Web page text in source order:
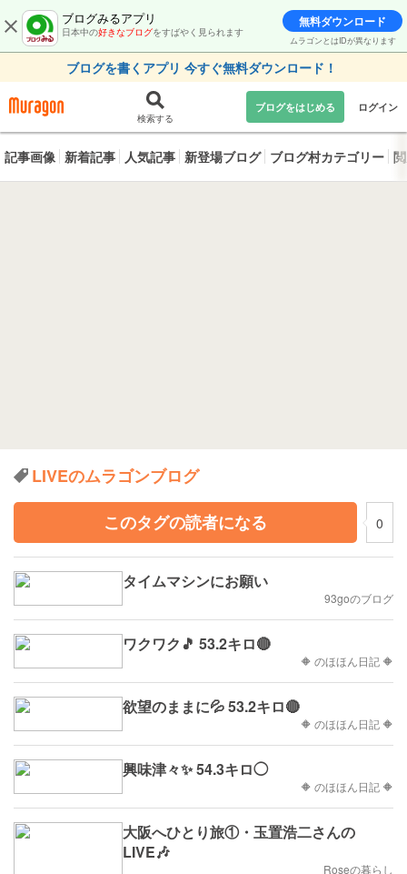
ブログみるアプリ
日本中の好きなブログをすばやく見られます
無料ダウンロード
ムラゴンとはIDが異なります
ブログを書くアプリ 今すぐ無料ダウンロード！
検索する
ブログをはじめる ログイン
記事画像 新着記事 人気記事 新登場ブログ ブログ村カテゴリー
LIVEのムラゴンブログ
このタグの読者になる
0
タイムマシンにお願い
93goのブログ
ワクワク🎵 53.2キロ🔴
🔶 のほほん日記 🔶
欲望のままに💦 53.2キロ🔴
🔶 のほほん日記 🔶
興味津々✨ 54.3キロ◯
🔶 のほほん日記 🔶
大阪へひとり旅①・玉置浩二さんの
LIVE🎶
Roseの暮らし